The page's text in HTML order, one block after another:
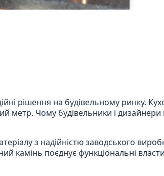
рішення на будівельному ринку.
метр. Чому будівельники і
з надійністю заводського
камінь поєднує функціональні